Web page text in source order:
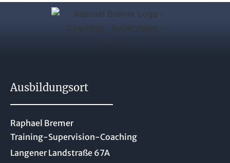
Ausbildungsort
Raphael Bremer
Training-Supervision-Coaching
Langener Landstraße 67A